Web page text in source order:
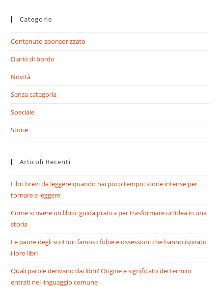
Categorie
Contenuto sponsorizzato
Diario di bordo
Novità
Senza categoria
Speciale
Storie
Articoli Recenti
Libri brevi da leggere quando hai poco tempo: storie intense per
tornare a leggere
Come scrivere un libro: guida pratica per trasformare un’idea in una
storia
Le paure degli scrittori famosi: fobie e ossessioni che hanno ispirato
i loro libri
Quali parole derivano dai libri? Origine e significato dei termini
entrati nel linguaggio comune